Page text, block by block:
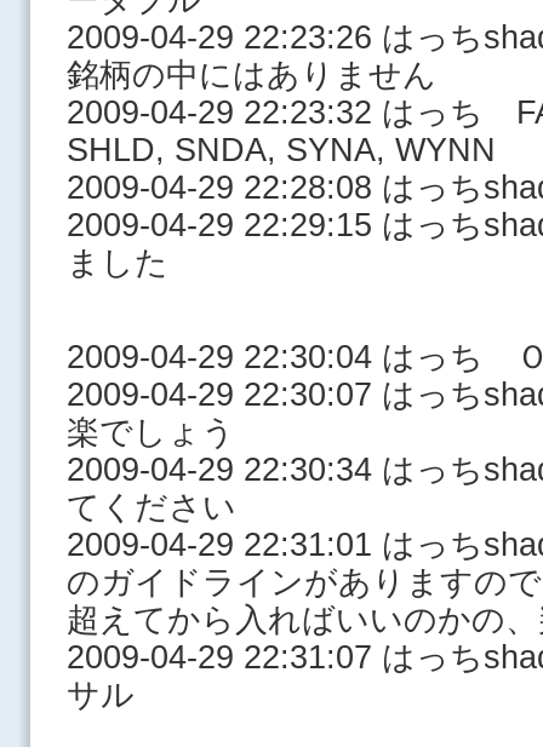
2009-04-29 22:23:26 はっち
銘柄の中にはありません
2009-04-29 22:23:32 はっち
SHLD, SNDA, SYNA, WYNN
2009-04-29 22:28:08 はっち
2009-04-29 22:29:15 はっち
ました
2009-04-29 22:30:04 はっち
2009-04-29 22:30:07 はっち
楽でしょう
2009-04-29 22:30:34 はっち
てください
2009-04-29 22:31:01 はっち
のガイドラインがありますの
超えてから入ればいいのかの
2009-04-29 22:31:07 はっち
サル